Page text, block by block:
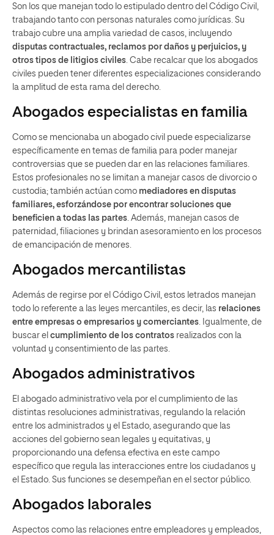
Son los que manejan todo lo estipulado dentro del Código Civil,
trabajando tanto con personas naturales como jurídicas. Su
trabajo cubre una amplia variedad de casos, incluyendo
disputas contractuales, reclamos por daños y perjuicios, y
otros tipos de litigios civiles . Cabe recalcar que los abogados
civiles pueden tener diferentes especializaciones considerando
la amplitud de esta rama del derecho.
Abogados especialistas en familia
Como se mencionaba un abogado civil puede especializarse
específicamente en temas de familia para poder manejar
controversias que se pueden dar en las relaciones familiares.
Estos profesionales no se limitan a manejar casos de divorcio o
custodia; también actúan como mediadores en disputas
familiares, esforzándose por encontrar soluciones que
beneficien a todas las partes . Además, manejan casos de
paternidad, filiaciones y brindan asesoramiento en los procesos
de emancipación de menores.
Abogados mercantilistas
Además de regirse por el Código Civil, estos letrados manejan
todo lo referente a las leyes mercantiles, es decir, las relaciones
entre empresas o empresarios y comerciantes . Igualmente, de
buscar el cumplimiento de los contratos realizados con la
voluntad y consentimiento de las partes.
Abogados administrativos
El abogado administrativo vela por el cumplimiento de las
distintas resoluciones administrativas, regulando la relación
entre los administrados y el Estado, asegurando que las
acciones del gobierno sean legales y equitativas, y
proporcionando una defensa efectiva en este campo
específico que regula las interacciones entre los ciudadanos y
el Estado. Sus funciones se desempeñan en el sector público.
Abogados laborales
Aspectos como las relaciones entre empleadores y empleados,